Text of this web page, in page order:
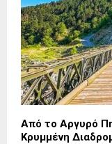
Από το Αργυρό
Κρυμμένη